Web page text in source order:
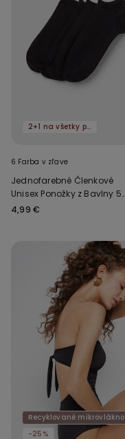
2+1 na všetky ponožky
6 Farba v zľave
Jednofarebné Členkové
Unisex Ponožky z Bavlny 5
Párov
4,99 €
Recyklované mikrovlákno
-25%